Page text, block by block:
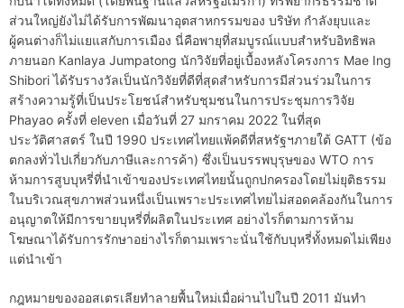
ส่วนใหญ่ยังไม่ได้รับการพัฒนาอุตสาหกรรมของ บริษัท กำลังยุบและ
ผู้คนต่างก็ไม่แยแสกับการเมือง นี่คือพายุที่สมบูรณ์แบบสำหรับอิทธิพล
ภายนอก Kanlaya Jumpatong นักวิจัยที่อยู่เบื้องหลังโครงการ Mae Ing
Shibori ได้รับรางวัลเป็นนักวิจัยที่ดีที่สุดสำหรับการมีส่วนร่วมในการ
สร้างความรู้ที่เป็นประโยชน์สำหรับชุมชนในการประชุมการวิจัย
Phayao ครั้งที่ eleven เมื่อวันที่ 27 มกราคม 2022 ในที่สุด
ประวัติศาสตร์ ในปี 1990 ประเทศไทยแพ้คดีที่สหรัฐฯภายใต้ GATT (ข้อ
ตกลงทั่วไปเกี่ยวกับภาษีและการค้า) ซึ่งเป็นบรรพบุรุษของ WTO การ
ห้ามการสูบบุหรี่ที่นำเข้าของประเทศไทยนั้นถูกปกครองโดยไม่ยุติธรรม
ในบริเวณสุขภาพส่วนหนึ่งเป็นเพราะประเทศไทยไม่สอดคล้องกันในการ
อนุญาตให้มีการขายบุหรี่ที่ผลิตในประเทศ อย่างไรก็ตามการห้าม
โฆษณาได้รับการรักษาอย่างไรก็ตามเพราะนั่นใช้กับบุหรี่ทั้งหมดไม่เพียง
แต่นำเข้า
กฎหมายของออสเตรเลียทำลายพื้นใหม่เมื่อผ่านไปในปี 2011 มันทำ